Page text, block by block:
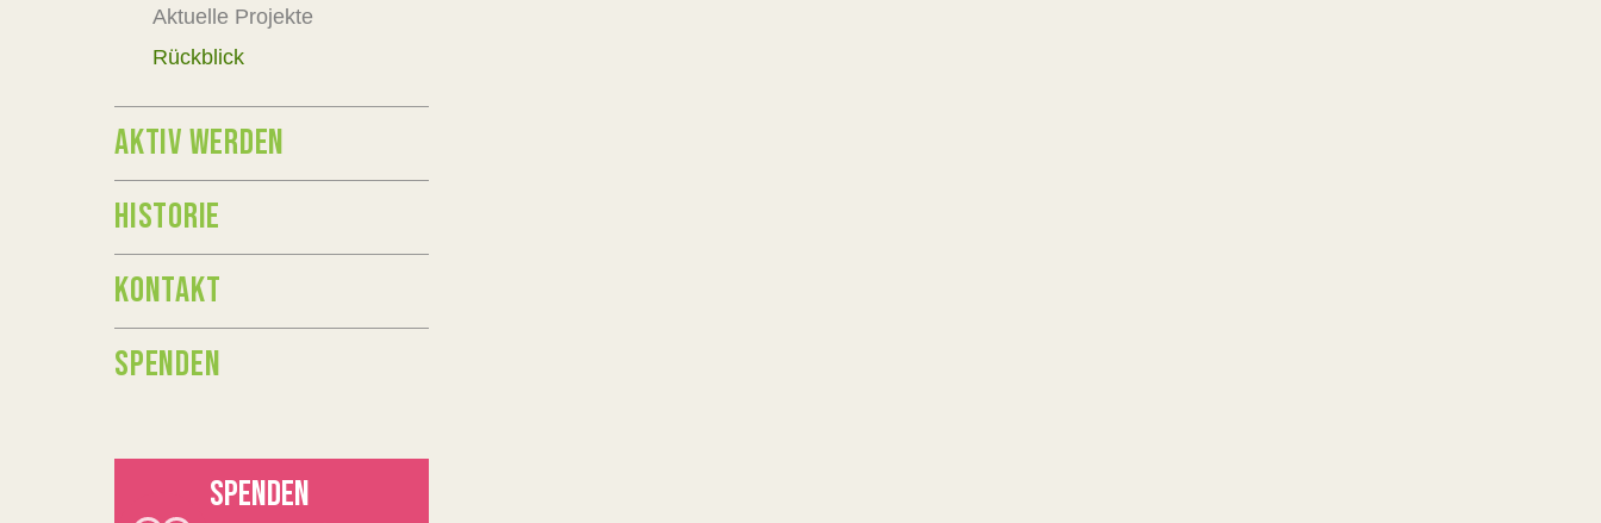
Aktuelle Projekte
Rückblick
AKTIV WERDEN
HISTORIE
KONTAKT
SPENDEN
SPENDEN